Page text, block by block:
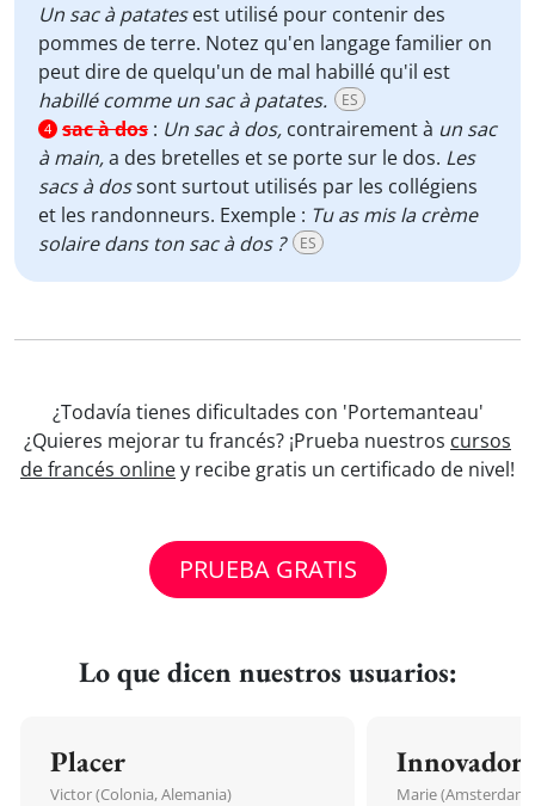
Un sac à patatesest utilisé pour contenir des
pommes de terre. Notez qu'en langage familier on
peut dire de quelqu'un de mal habillé qu'il est
habillé comme un sac à patates.
ES
4 sac à dos : Un sac à dos, contrairement à un sac
à main,a des bretelles et se porte sur le dos. Les
sacs à dossont surtout utilisés par les collégiens
et les randonneurs. Exemple : Tu as mis la crème
solaire dans ton sac à dos ?
ES
¿Todavía tienes dificultades con 'Portemanteau'
¿Quieres mejorar tu francés? ¡Prueba nuestros cursos
de francés onliney recibe gratis un certificado de nivel!
PRUEBA GRATIS
Lo que dicen nuestros usuarios:
Placer
Victor (Colonia, Alemania)
Innovador
Marie (Amsterdam,